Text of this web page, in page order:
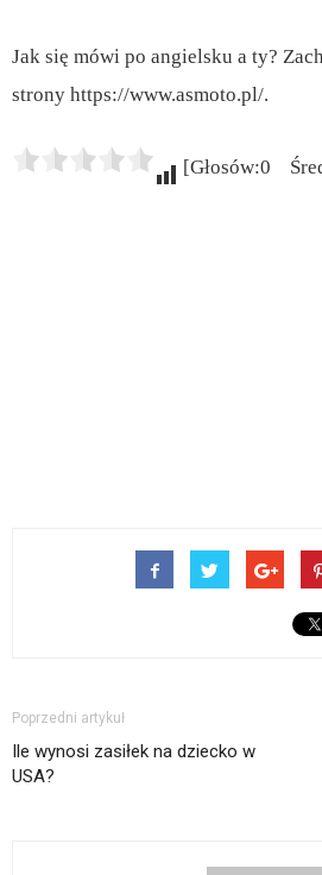
Jak się mówi po angielsku a ty?
strony https://www.asmoto.pl/.
[Głosów:0
Poprzedni artykuł
Ile wynosi zasiłek na dziecko w
USA?